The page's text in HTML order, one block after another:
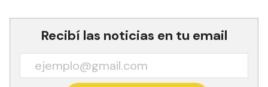
Recibí las noticias en tu email